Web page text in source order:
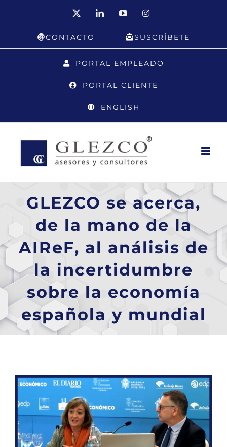
LinkedInYouTubeInstagram
CONTACTO SUSCRÍBETE
PORTAL EMPLEADO
PORTAL CLIENTE
ENGLISH
GLEZCO se acerca,
de la mano de la
AIReF, al análisis de
la incertidumbre
sobre la economía
española y mundial
Ver
imagen
más
grande